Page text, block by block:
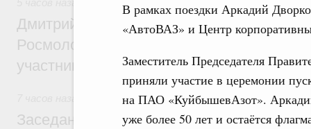
В рамках поездки Аркадий
«АвтоВАЗ» и Центр
Заместитель Председателя
приняли участие в церемонии
на ПАО «КуйбышевАзот».
уже более 50 лет и остаётся
Дмитрий Чернышенко, Сергей Кравцов и
Росмолодёжи Григорий Гуров
участников проекта «Кольцо открытий»
Евразийский экономический союз.
Заседание Евразийского